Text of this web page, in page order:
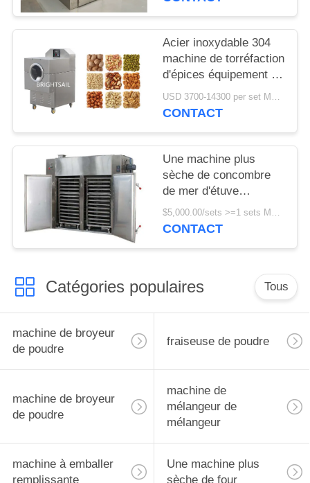
Acier inoxydable 304
machine de torréfaction
d'épices équipement de
cuisson pour la maisonUSD 3700-14300 per set MOQ:un ensemble
CONTACT
Une machine plus
sèche de concombre
de mer d'étuve
d'ormeau de chair de
noix de coco
$5,000.00/sets >=1 sets MOQ:un ensemble
CONTACT
Catégories populaires Tous
machine de broyeur
de poudre
fraiseuse de poudre
machine de broyeur
de poudre
machine de
mélangeur de
mélangeur
machine à emballer
remplissante
Une machine plus
sèche de four